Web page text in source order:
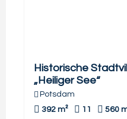
Historische
„Heiliger See“
Potsdam
392 m²
11 560